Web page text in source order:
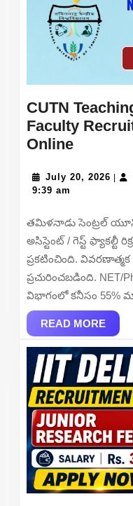
CUTN
Faculty
OnlineCUTN
Guest
Faculty
2026
–
Apply
Online
July 20, 2026 July
|
9:39 am
తమిళనాడు సెంట్రల్
అసిస్టెంట్ / గెస్ట్ ఫ్యాకల్టీ
ప్రకటించింది.
ప్రచురించబడింది.
విభాగంలో కనీసం 55%
READ MOREREAD
MORE